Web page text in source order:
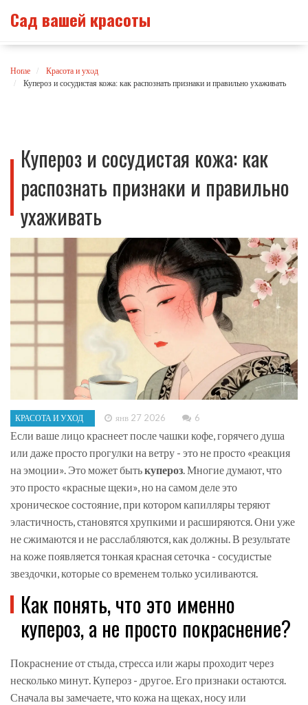
Сад вашей красоты
Home
Красота и уход
Купероз и сосудистая кожа: как распознать признаки и правильно ухаживать
Купероз и сосудистая кожа: как
распознать признаки и правильно
ухаживать
КРАСОТА И УХОД янв 27 2026 6
Если ваше лицо краснеет после чашки кофе, горячего душа
или даже просто прогулки на ветру - это не просто «реакция
на эмоции». Это может бытькупероз. Многие думают, что
это просто «красные щеки», но на самом деле это
хроническое состояние, при котором капилляры теряют
эластичность, становятся хрупкими и расширяются. Они уже
не сжимаются и не расслабляются, как должны. В результате
на коже появляется тонкая красная сеточка - сосудистые
звездочки, которые со временем только усиливаются.
Как понять, что это именно
купероз, а не просто покраснение?
Покраснение от стыда, стресса или жары проходит через
несколько минут. Купероз - другое. Его признаки остаются.
Сначала вы замечаете, что кожа на щеках, носу или